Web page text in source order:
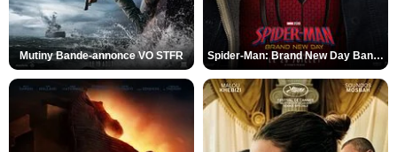
Mutiny Bande-annonce VO STFR Spider-Man: Brand New Day Bande-annonce VO STFR